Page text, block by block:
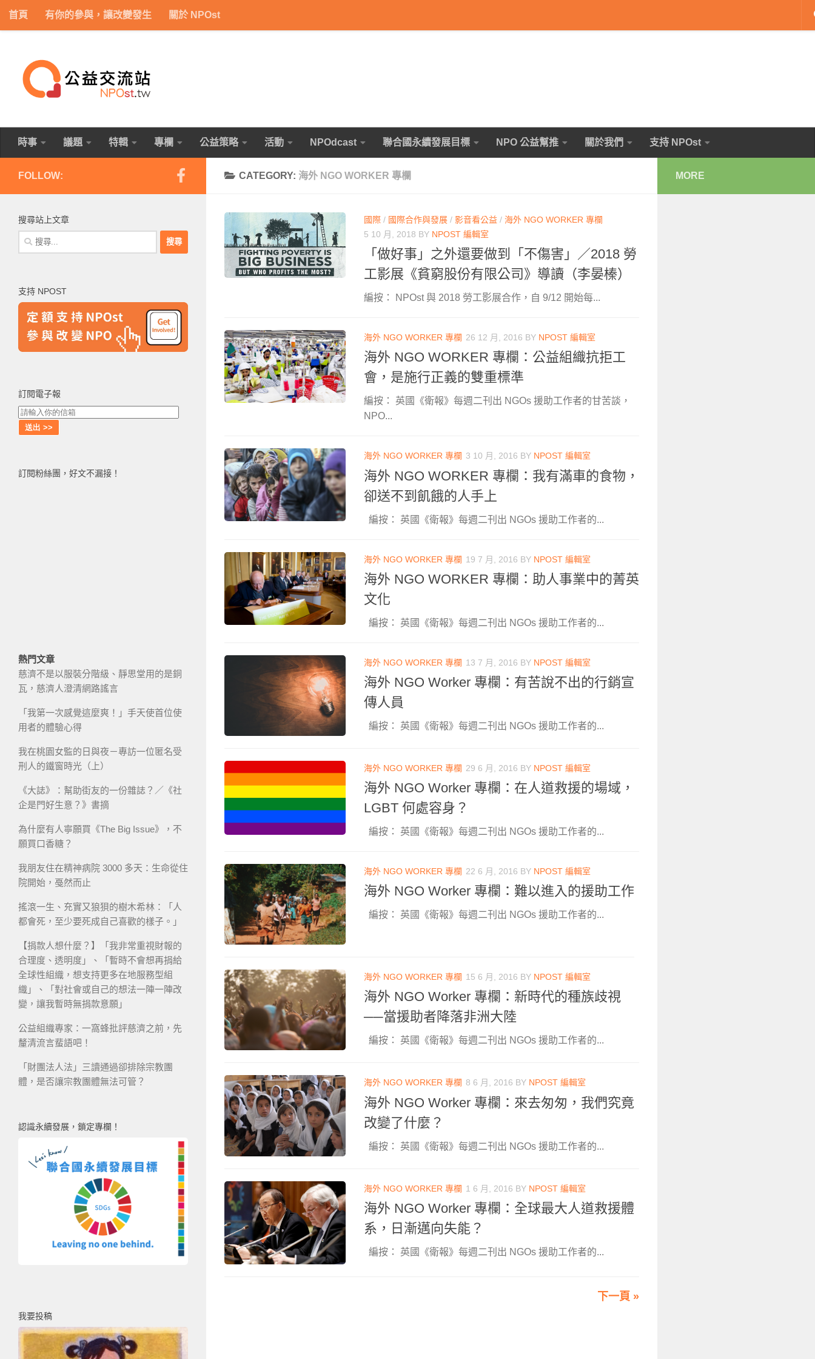
Skip to content
首頁 有你的參與，讓改變發生 關於 NPOst
時事 議題 特輯 專欄 公益策略 活動 NPOdcast 聯合國永續發展目標 NPO 公益幫推 關於我們 支持 NPOst
CATEGORY: 海外 NGO WORKER 專欄
國際 / 國際合作與發展 / 影音看公益 / 海外 NGO WORKER 專欄
5 10 月, 2018 BY NPOST 編輯室
「做好事」之外還要做到「不傷害」／2018 勞
工影展《貧窮股份有限公司》導讀（李晏榛）
編按： NPOst 與 2018 勞工影展合作，自 9/12 開始每...
海外 NGO WORKER 專欄 26 12 月, 2016 BY NPOST 編輯室
海外 NGO WORKER 專欄：公益組織抗拒工
會，是施行正義的雙重標準
編按： 英國《衛報》每週二刊出 NGOs 援助工作者的甘苦談，
NPO...
海外 NGO WORKER 專欄 3 10 月, 2016 BY NPOST 編輯室
海外 NGO WORKER 專欄：我有滿車的食物，
卻送不到飢餓的人手上
編按： 英國《衛報》每週二刊出 NGOs 援助工作者的...
海外 NGO WORKER 專欄 19 7 月, 2016 BY NPOST 編輯室
海外 NGO WORKER 專欄：助人事業中的菁英
文化
編按： 英國《衛報》每週二刊出 NGOs 援助工作者的...
海外 NGO WORKER 專欄 13 7 月, 2016 BY NPOST 編輯室
海外 NGO Worker 專欄：有苦說不出的行銷宣
傳人員
編按： 英國《衛報》每週二刊出 NGOs 援助工作者的...
海外 NGO WORKER 專欄 29 6 月, 2016 BY NPOST 編輯室
海外 NGO Worker 專欄：在人道救援的場域，
LGBT 何處容身？
編按： 英國《衛報》每週二刊出 NGOs 援助工作者的...
海外 NGO WORKER 專欄 22 6 月, 2016 BY NPOST 編輯室
海外 NGO Worker 專欄：難以進入的援助工作
編按： 英國《衛報》每週二刊出 NGOs 援助工作者的...
海外 NGO WORKER 專欄 15 6 月, 2016 BY NPOST 編輯室
海外 NGO Worker 專欄：新時代的種族歧視
──當援助者降落非洲大陸
編按： 英國《衛報》每週二刊出 NGOs 援助工作者的...
海外 NGO WORKER 專欄 8 6 月, 2016 BY NPOST 編輯室
海外 NGO Worker 專欄：來去匆匆，我們究竟
改變了什麼？
編按： 英國《衛報》每週二刊出 NGOs 援助工作者的...
海外 NGO WORKER 專欄 1 6 月, 2016 BY NPOST 編輯室
海外 NGO Worker 專欄：全球最大人道救援體
系，日漸邁向失能？
編按： 英國《衛報》每週二刊出 NGOs 援助工作者的...
下一頁 »
FOLLOW:
搜尋站上文章
搜
尋
字:
支持 NPOST
訂閱電子報
訂閱粉絲團，好文不漏接！
熱門文章
慈濟不是以服裝分階級、靜思堂用的是銅
瓦，慈濟人澄清網路謠言
「我第一次感覺這麼爽！」手天使首位使
用者的體驗心得
我在桃園女監的日與夜－專訪一位匿名受
刑人的鐵窗時光（上）
《大誌》：幫助街友的一份雜誌？／《社
企是門好生意？》書摘
為什麼有人寧願買《The Big Issue》，不
願買口香糖？
我朋友住在精神病院 3000 多天：生命從住
院開始，戞然而止
搖滾一生、充實又狼狽的樹木希林：「人
都會死，至少要死成自己喜歡的樣子。」
【捐款人想什麼？】「我非常重視財報的
合理度、透明度」、「暫時不會想再捐給
全球性組織，想支持更多在地服務型組
織」、「對社會或自己的想法一陣一陣改
變，讓我暫時無捐款意願」
公益組織專家：一窩蜂批評慈濟之前，先
釐清流言蜚語吧！
「財團法人法」三讀通過卻排除宗教團
體，是否讓宗教團體無法可管？
認識永續發展，鎖定專欄！
我要投稿
MORE